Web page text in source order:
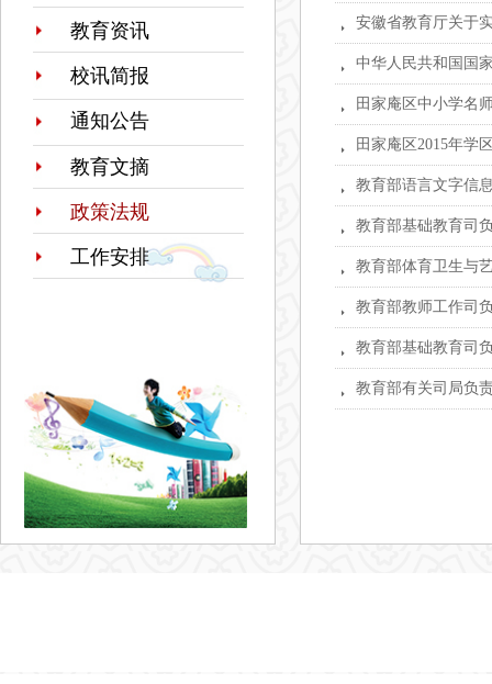
教育资讯
校讯简报
通知公告
教育文摘
政策法规
工作安排
뀧 安徽省教育厅关于
뀧 中华人民共和国国
뀧 田家庵区中小学名
뀧 田家庵区2015年学
뀧
뀧 教育部基础教育司
뀧
뀧
뀧 教育部基础教育司
뀧